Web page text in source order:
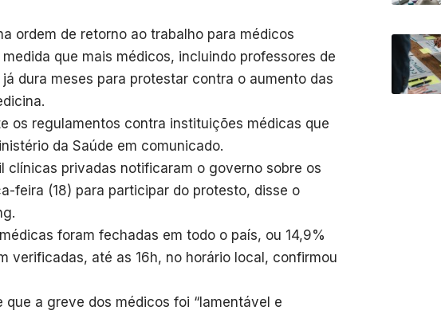
ordem de retorno ao trabalho para médicos
que mais médicos, incluindo professores de
dura meses para protestar contra o aumento das
os regulamentos contra instituições médicas que
da Saúde em comunicado.
clínicas privadas notificaram o governo sobre os
feira (18) para participar do protesto, disse o
foram fechadas em todo o país, ou 14,9%
verificadas, até as 16h, no horário local, confirmou
que a greve dos médicos foi “lamentável e